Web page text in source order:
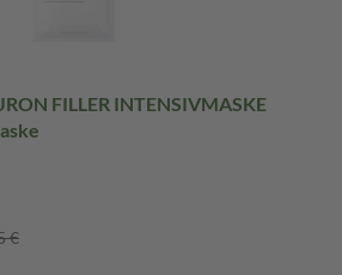
FILLER INTENSIVMASKE
€